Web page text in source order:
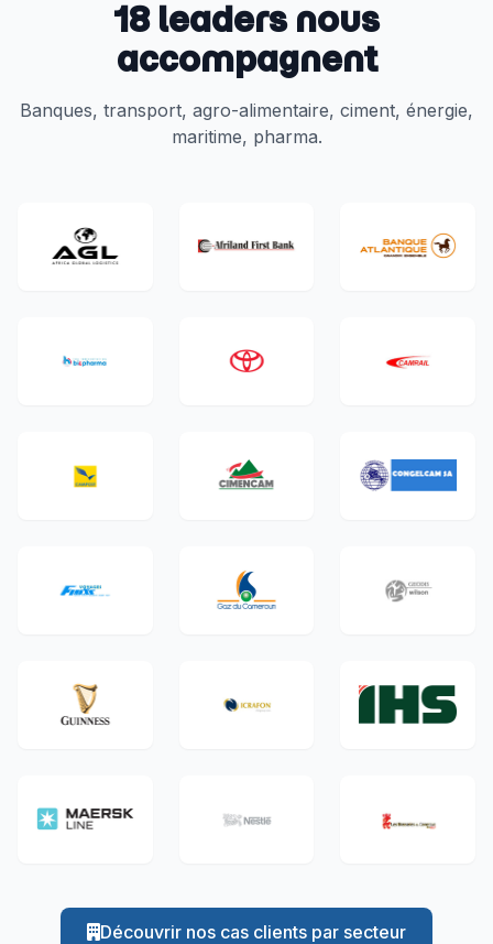
18 leaders nous
accompagnent
Banques, transport, agro-alimentaire, ciment, énergie,
maritime, pharma.
Découvrir nos cas clients par secteur